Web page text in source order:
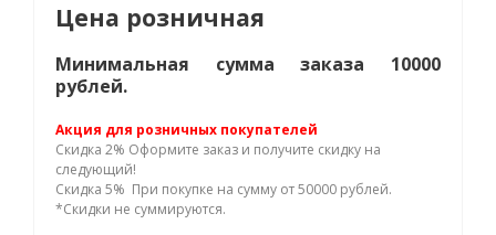
Цена розничная
Минимальная сумма заказа 10000
рублей.
Акция для розничных покупателей
Скидка 2% Оформите заказ и получите скидку на
следующий!
Скидка 5% При покупке на сумму от 50000 рублей.
*Скидки не суммируются.